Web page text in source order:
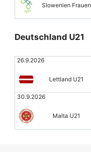
Slowenien Frauen
Deutschland U21
26.9.2026
Lettland U21
30.9.2026
Malta U21